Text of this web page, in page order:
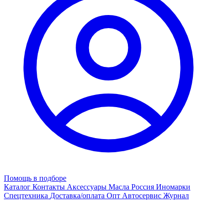
Помощь в подборе
Каталог Контакты Аксессуары Масла Россия Иномарки
Спецтехника Доставка/оплата Опт Автосервис Журнал